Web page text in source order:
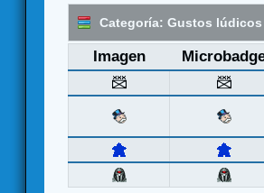
Categoría: Gustos lúdicos
Imagen